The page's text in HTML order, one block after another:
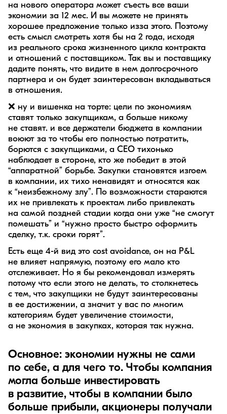
на нового оператора может съесть все ваши
экономии за 12 мес. И вы можете не принять
хорошее предложение только изза этого. Поэтому
есть смысл смотреть хотя бы на 2 года, исходя
из реального срока жизненного цикла контракта
и отношений с поставщиком. Так вы и поставщику
дадите понять, что видите в нем долгосрочного
партнера и он будет заинтересован вкладываться
в отношения.
❌ ну и вишенка на торте: цели по экономиям
ставят только закупщикам, а больше никому
не ставят. и все держатели бюджета в компании
воюют за то чтобы его полностью потратить,
борются с закупщиками, а CEO тихонько
наблюдает в стороне, кто же победит в этой
“аппаратной” борьбе. Закупки становятся изгоем
в компании, их тихо ненавидят и относятся как
к “неизбежному злу”. По возможности стараются
их не привлекать к проектам либо привлекать
на самой поздней стадии когда они уже “не смогут
помешать” и “нужно просто быстро оформить
сделку, т.к. сроки горят”.
Есть еще 4-й вид это cost avoidance, он на P&L
не влияет напрямую, поэтому его мало кто
отслеживает. Но я бы рекомендовал измерять
потому что если этого не делать, то столкнетесь
с тем, что закупщики не будут заинтересованы
в ее достижении, а значит у вас по многим
категориям будет увеличение стоимости,
а не экономия в закупках, которая так нужна.
Основное: экономии нужны не сами
по себе, а для чего то. Чтобы компания
могла больше инвестировать
в развитие, чтобы в компании было
больше прибыли, акционеры получали